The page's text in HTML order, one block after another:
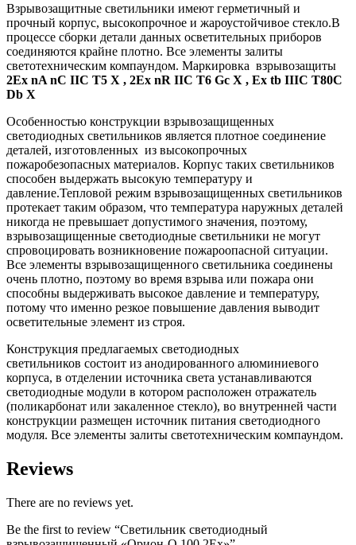
Взрывозащитные светильники имеют герметичный и
прочный корпус, высокопрочное и жароустойчивое стекло.В
процессе сборки детали данных осветительных приборов
соединяются крайне плотно. Все элементы залиты
светотехническим компаундом. Маркировка взрывозащиты
2Ех nA nC IIC T5 X , 2Ех nR IIC T6 Gc X , Ех tb IIIC T80C
Db X
Особенностью конструкции взрывозащищенных
светодиодных светильников является плотное соединение
деталей, изготовленных из высокопрочных
пожаробезопасных материалов. Корпус таких светильников
способен выдержать высокую температуру и
давление.Тепловой режим взрывозащищенных светильников
протекает таким образом, что температура наружных деталей
никогда не превышает допустимого значения, поэтому,
взрывозащищенные светодиодные светильники не могут
спровоцировать возникновение пожароопасной ситуации.
Все элементы взрывозащищенного светильника соединены
очень плотно, поэтому во время взрыва или пожара они
способны выдерживать высокое давление и температуру,
потому что именно резкое повышение давления выводит
осветительные элемент из строя.
Конструкция предлагаемых светодиодных
светильников состоит из анодированного алюминиевого
корпуса, в отделении источника света устанавливаются
светодиодные модули в котором расположен отражатель
(поликарбонат или закаленное стекло), во внутренней части
конструкции размещен источник питания светодиодного
модуля. Все элементы залиты светотехническим компаундом.
Reviews
There are no reviews yet.
Be the first to review “Светильник светодиодный